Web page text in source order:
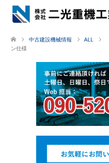
中古建設機械情報 ALL
ン仕様